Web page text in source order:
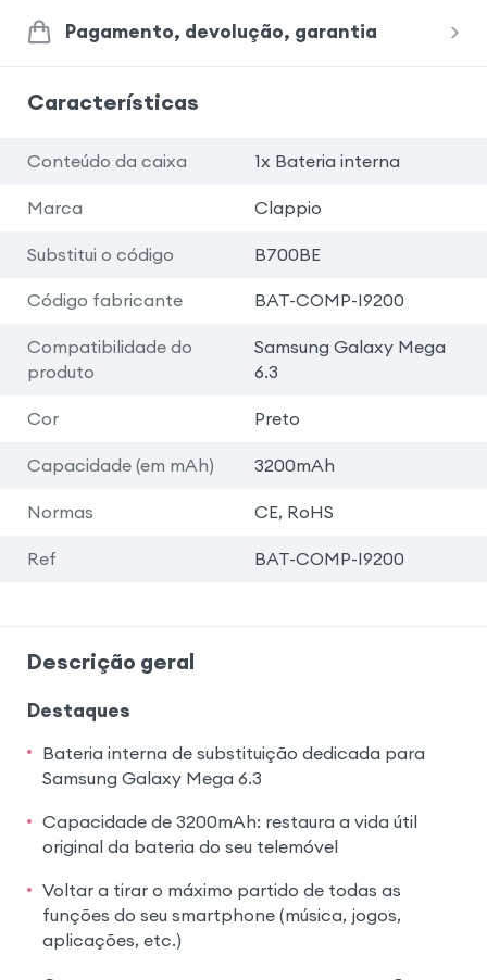
Pagamento, devolução, garantia
Características
Conteúdo da caixa 1x Bateria interna
Marca Clappio
Substitui o código B700BE
Código fabricante BAT-COMP-I9200
Compatibilidade do
produto
Samsung Galaxy Mega
6.3
Cor Preto
Capacidade (em mAh) 3200mAh
Normas CE, RoHS
Ref BAT-COMP-I9200
Descrição geral
Destaques
Bateria interna de substituição dedicada para
Samsung Galaxy Mega 6.3
Capacidade de 3200mAh: restaura a vida útil
original da bateria do seu telemóvel
Voltar a tirar o máximo partido de todas as
funções do seu smartphone (música, jogos,
aplicações, etc.)